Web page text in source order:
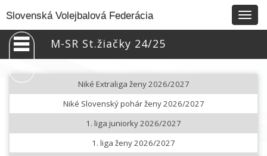
Slovenská Volejbalová Federácia
M-SR St.žiačky 24/25
Niké Extraliga ženy 2026/2027
Niké Slovenský pohár ženy 2026/2027
1. liga juniorky 2026/2027
1. liga ženy 2026/2027